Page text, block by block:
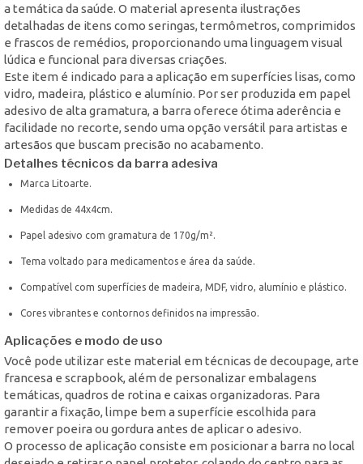
a temática da saúde. O material apresenta ilustrações
detalhadas de itens como seringas, termômetros, comprimidos
e frascos de remédios, proporcionando uma linguagem visual
lúdica e funcional para diversas criações.
Este item é indicado para a aplicação em superfícies lisas, como
vidro, madeira, plástico e alumínio. Por ser produzida em papel
adesivo de alta gramatura, a barra oferece ótima aderência e
facilidade no recorte, sendo uma opção versátil para artistas e
artesãos que buscam precisão no acabamento.
Detalhes técnicos da barra adesiva
Marca Litoarte.
Medidas de 44x4cm.
Papel adesivo com gramatura de 170g/m².
Tema voltado para medicamentos e área da saúde.
Compatível com superfícies de madeira, MDF, vidro, alumínio e plástico.
Cores vibrantes e contornos definidos na impressão.
Aplicações e modo de uso
Você pode utilizar este material em técnicas de decoupage, arte
francesa e scrapbook, além de personalizar embalagens
temáticas, quadros de rotina e caixas organizadoras. Para
garantir a fixação, limpe bem a superfície escolhida para
remover poeira ou gordura antes de aplicar o adesivo.
O processo de aplicação consiste em posicionar a barra no local